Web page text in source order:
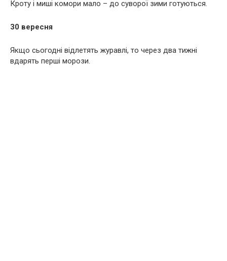
Кроту і миші комори мало – до суворої зими готуються.
30 вересня
Якщо сьогодні відлетять журавлі, то через два тижні
вдарять перші морози.